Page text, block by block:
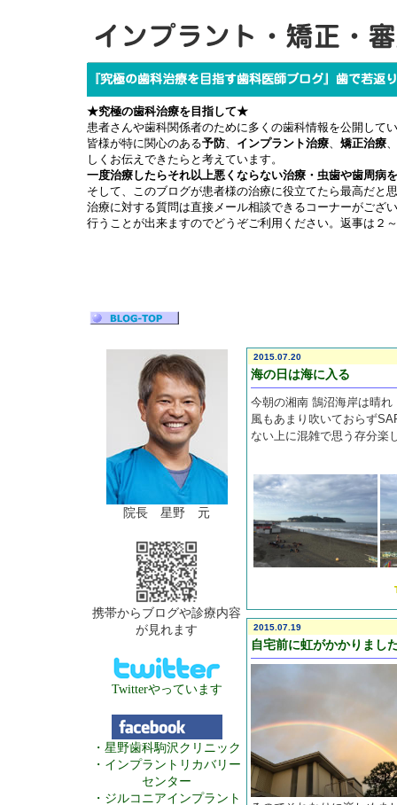
★究極の歯科治療を目指して★
患者さんや歯科関係者のために多くの歯科情報を公開して
皆様が特に関心のある予防、 インプラント治療、 矯正治療、
しくお伝えできたらと考えています。
一度治療したらそれ以上悪くならない治療・虫歯や歯周病
そして、このブログが患者様の治療に役立てたら最高だと
治療に対する質問は直接メール相談できるコーナーがござ
行うことが出来ますのでどうぞご利用ください。返事は２
院長 星野 元
携帯からブログや診療内容
が見れます
Twitterやっています
・星野歯科駒沢クリニック
・インプラントリカバリー
センター
・ジルコニアインプラント
2015.07.20
海の日は海に入る
今朝の湘南 鵠沼海岸は晴れ
風もあまり吹いておらず
ない上に混雑で思う存分楽
2015.07.19
自宅前に虹がかかりまし